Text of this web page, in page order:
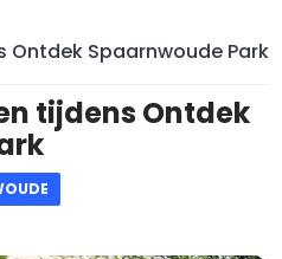
Spaarnwoude Park
tijdens Ontdek